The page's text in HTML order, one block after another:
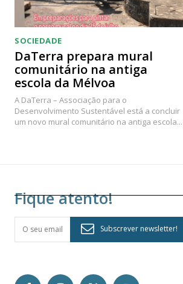
SOCIEDADE
DaTerra prepara mural
comunitário na antiga
escola da Mélvoa
A DaTerra – Associação para o
Desenvolvimento Sustentável está a concluir
um novo mural comunitário na antiga escola...
Fique atento!
Subscrever newsletter!